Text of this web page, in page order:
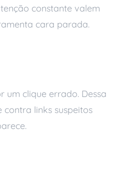
constante valem
cara parada.
um clique errado. Dessa
links suspeitos